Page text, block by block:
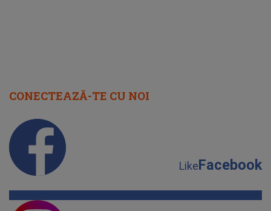
CONECTEAZĂ-TE CU NOI
LikeFacebook